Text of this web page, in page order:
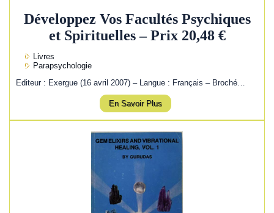
Développez Vos Facultés Psychiques
et Spirituelles – Prix 20,48 €
Livres
Parapsychologie
Editeur : Exergue (16 avril 2007) – Langue : Français – Broché…
En Savoir Plus